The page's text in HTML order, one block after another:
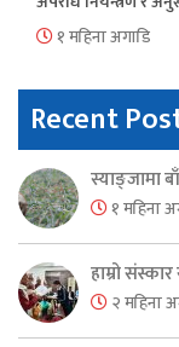
१ महिना अगाडि
Recent
स्याङ्जामा
१ महिना
हाम्रो
२ महिना